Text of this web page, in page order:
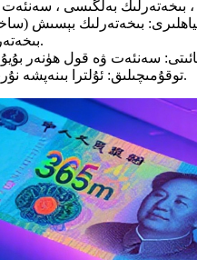
بىخەتەرلىك ۋە پەرقلەندۈرۈش: ماركا قوغداش ئىقتىدارلىرى ، ھۆججەت دەلىللەش بەلگىسى ، ئالاھىدە بەلگە.
توقۇمىچىلىق: ئۇلترا بىنەپشە نۇرنىڭ ئاكتىپچانلىقىنى تەلەپ قىلىدىغان رەختلەردە ئىقتىدارلىق ياكى بېزەكلىك قوللىنىشچان پروگراممىلار.